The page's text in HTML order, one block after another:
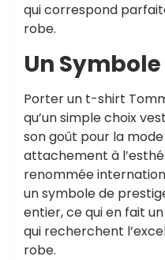
qui correspond
robe.
Un
Porter un t-shirt
qu’un simple choix
son goût pour la
attachement à
renommée
un symbole de
entier, ce qui en fait
qui recherchent
robe.